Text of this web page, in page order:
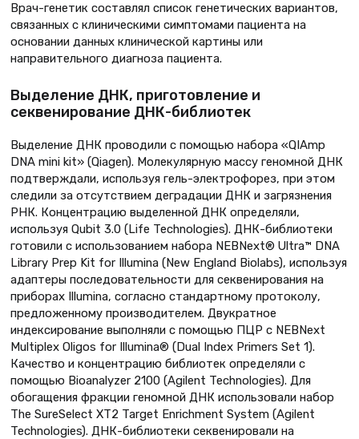
Врач-генетик составлял список генетических вариантов,
связанных с клиническими симптомами пациента на
основании данных клинической картины или
направительного диагноза пациента.
Выделение ДНК, приготовление и
секвенирование ДНК-библиотек
Выделение ДНК проводили с помощью набора «QIAmp
DNA mini kit» (Qiagen). Молекулярную массу геномной ДНК
подтверждали, используя гель-электрофорез, при этом
следили за отсутствием деградации ДНК и загрязнения
РНК. Концентрацию выделенной ДНК определяли,
используя Qubit 3.0 (Life Technologies). ДНК-библиотеки
готовили с использованием набора NEBNext® Ultra™ DNA
Library Prep Kit for Illumina (New England Biolabs), используя
адаптеры последовательности для секвенирования на
приборах Illumina, согласно стандартному протоколу,
предложенному производителем. Двукратное
индексирование выполняли с помощью ПЦР с NEBNext
Multiplex Oligos for Illumina® (Dual Index Primers Set 1).
Качество и концентрацию библиотек определяли с
помощью Bioanalyzer 2100 (Agilent Technologies). Для
обогащения фракции геномной ДНК использовали набор
The SureSelect XT2 Target Enrichment System (Agilent
Technologies). ДНК-библиотеки секвенировали на